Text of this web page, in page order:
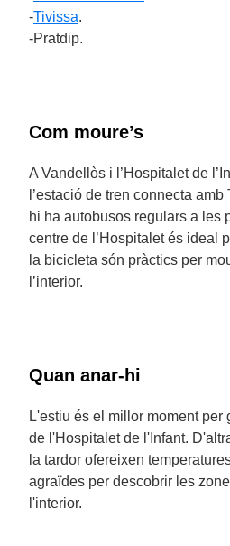
-Tivissa.
-Pratdip.
Com moure’s
A Vandellòs i l’Hospitalet de
l’estació de tren connecta
hi ha autobusos regulars a les
centre de l’Hospitalet és ideal
la bicicleta són pràctics per
l’interior.
Quan anar-hi
L'estiu és el millor moment per
de l'Hospitalet de l'Infant.
la tardor ofereixen
agraïdes per descobrir les
l'interior.